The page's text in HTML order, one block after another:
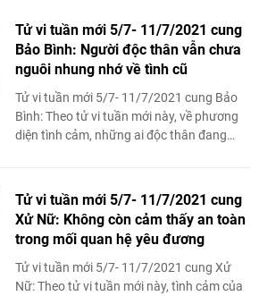
Tử vi tuần mới 5/7- 11/7/2021 cung
Bảo Bình: Người độc thân vẫn chưa
nguôi nhung nhớ về tình cũ
Tử vi tuần mới 5/7- 11/7/2021 cung Bảo
Bình: Theo tử vi tuần mới này, về phương
diện tình cảm, những ai độc thân đang
Tử vi tuần mới 5/7- 11/7/2021 cung
Xử Nữ: Không còn cảm thấy an toàn
trong mối quan hệ yêu đương
Tử vi tuần mới 5/7- 11/7/2021 cung Xử
Nữ: Theo tử vi tuần mới này, tình cảm của